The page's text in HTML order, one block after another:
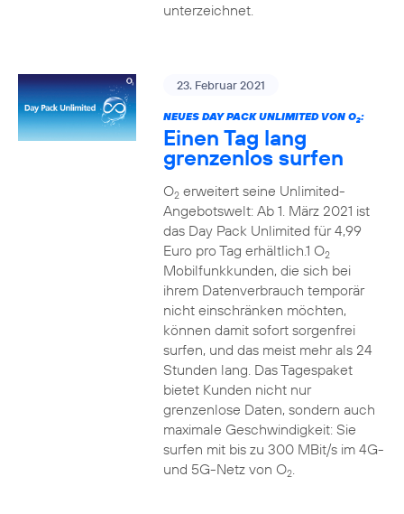
unterzeichnet.
23. Februar 2021
NEUES DAY PACK UNLIMITED VON O2:
Einen Tag lang
grenzenlos surfen
O2erweitert seine Unlimited-
Angebotswelt: Ab 1. März 2021 ist
das Day Pack Unlimited für 4,99
Euro pro Tag erhältlich.1 O2
Mobilfunkkunden, die sich bei
ihrem Datenverbrauch temporär
nicht einschränken möchten,
können damit sofort sorgenfrei
surfen, und das meist mehr als 24
Stunden lang. Das Tagespaket
bietet Kunden nicht nur
grenzenlose Daten, sondern auch
maximale Geschwindigkeit: Sie
surfen mit bis zu 300 MBit/s im 4G-
und 5G-Netz von O2.